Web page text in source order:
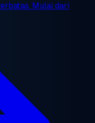
Mulai dari